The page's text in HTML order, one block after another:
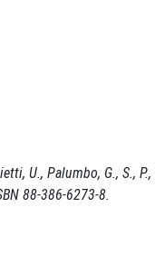
U., Palumbo, G., S., P.,
88-386-6273-8.